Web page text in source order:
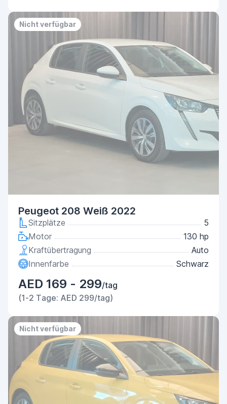
Nicht verfügbar
Peugeot 208 Weiß 2022
Sitzplätze
5
Motor
130 hp
Kraftübertragung
Auto
Innenfarbe
Schwarz
AED 169 - 299/tag
(1-2 Tage: AED 299/tag)
Nicht verfügbar